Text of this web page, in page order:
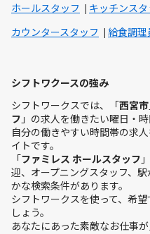
ホールスタッフ
キッチンスタ
カウンタースタッフ
給食調理
シフトワクースの強み
シフトワークスでは、「西宮市
フ 」の求人を働きたい曜日・
自分の働きやすい時間帯の求
イトです。
「ファミレス ホールスタッフ
迎、オープニングスタッフ、
かな検索条件があります。
シフトワークスを使って、希
しょう。
あなたにあった素敵なお仕事